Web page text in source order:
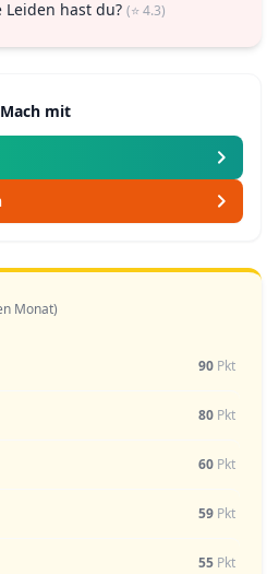
Leiden hast du? (⭐ 4.3)
Mach mit
Monat)
90 Pkt
80 Pkt
60 Pkt
59 Pkt
55 Pkt